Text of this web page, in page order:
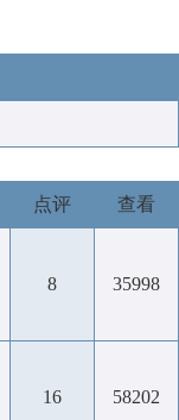
点评 查看
8 35998
16 58202